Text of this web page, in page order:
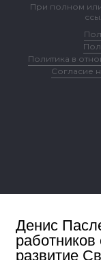
При полном
Политика в
Согласие
Денис
работников
развитие